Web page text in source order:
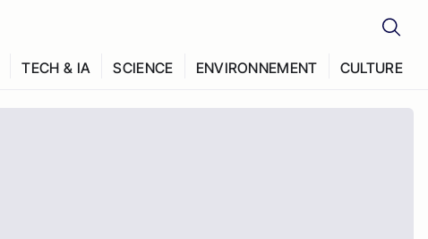
TECH & IA SCIENCE ENVIRONNEMENT CULTURE